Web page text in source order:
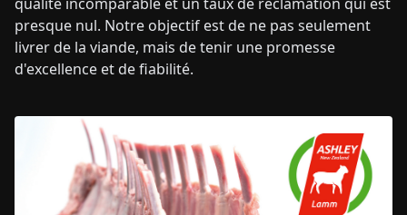
presque nul. Notre objectif est de ne pas seulement
livrer de la viande, mais de tenir une promesse
d'excellence et de fiabilité.